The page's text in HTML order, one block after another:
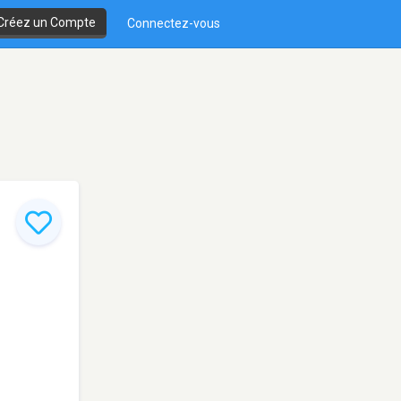
un Compte Connectez-vous